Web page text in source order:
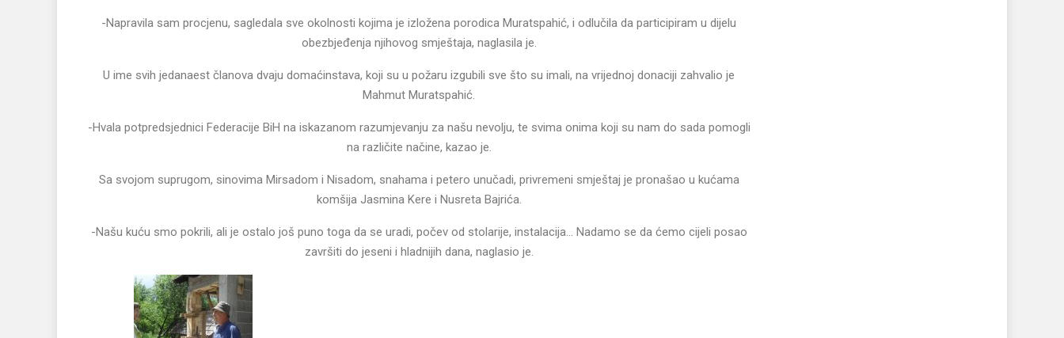
-Napravila sam procjenu, sagledala sve okolnosti kojima je izložena porodica Muratspahić, i odlučila da participiram u dijelu
obezbjeđenja njihovog smještaja, naglasila je.
U ime svih jedanaest članova dvaju domaćinstava, koji su u požaru izgubili sve što su imali, na vrijednoj donaciji zahvalio je
Mahmut Muratspahić.
-Hvala potpredsjednici Federacije BiH na iskazanom razumjevanju za našu nevolju, te svima onima koji su nam do sada pomogli
na različite načine, kazao je.
Sa svojom suprugom, sinovima Mirsadom i Nisadom, snahama i petero unučadi, privremeni smještaj je pronašao u kućama
komšija Jasmina Kere i Nusreta Bajrića.
-Našu kuću smo pokrili, ali je ostalo još puno toga da se uradi, počev od stolarije, instalacija… Nadamo se da ćemo cijeli posao
završiti do jeseni i hladnijih dana, naglasio je.